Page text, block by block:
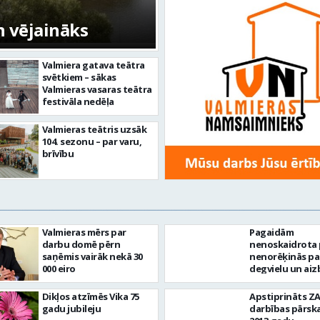
vējaināks
Valmiera gatava teātra
svētkiem – sākas
Valmieras vasaras teātra
festivāla nedēļa
Valmieras teātris uzsāk
104. sezonu – par varu,
brīvību
Valmieras mērs par
darbu domē pērn
saņēmis vairāk nekā 30
000 eiro
Dikļos atzīmēs Vika 75
gadu jubileju
Pagaidām
nenoskaidrota
nenorēķinās
degvielu un
Apstiprināts
darbības